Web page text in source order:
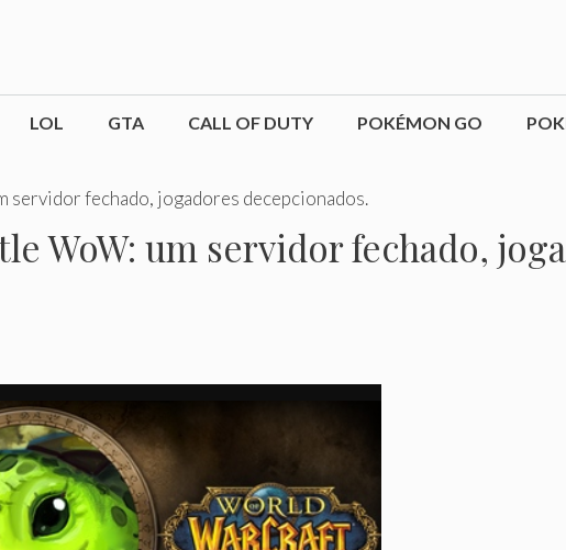
LOL GTA CALL OF DUTY POKÉMON GO
servidor fechado, jogadores decepcionados.
WoW: um servidor fechado,